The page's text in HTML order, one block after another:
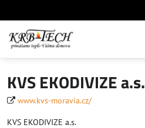
KVS EKODIVIZE a.s.
www.kvs-moravia.cz/
KVS EKODIVIZE a.s.